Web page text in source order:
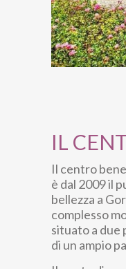
IL
Il centro
è dal 2009 il
bellezza a
complesso
situato a due
di un ampio